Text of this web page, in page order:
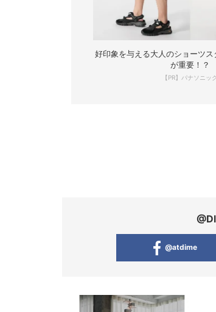
好印象を与える大人のショーツ
が重要！？
【PR】パナソニック
@atdime